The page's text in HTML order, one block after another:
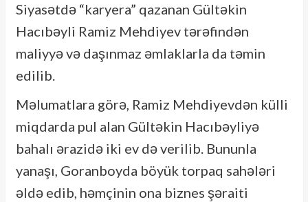
Siyasətdə “karyera” qazanan Gültəkin
Hacıbəyli Ramiz Mehdiyev tərəfindən
maliyyə və daşınmaz əmlaklarla da təmin
edilib.
Məlumatlara görə, Ramiz Mehdiyevdən külli
miqdarda pul alan Gültəkin Hacıbəyliyə
bahalı ərazidə iki ev də verilib. Bununla
yanaşı, Goranboyda böyük torpaq sahələri
əldə edib, həmçinin ona biznes şəraiti